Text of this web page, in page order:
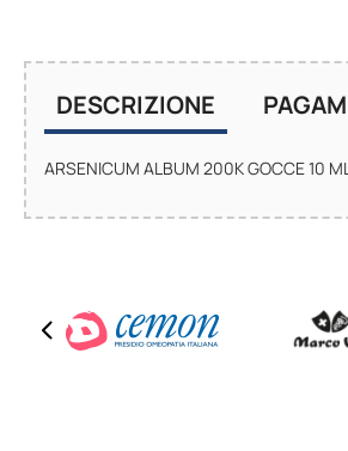
DESCRIZIONE
ARSENICUM ALBUM 200K GOCCE 10